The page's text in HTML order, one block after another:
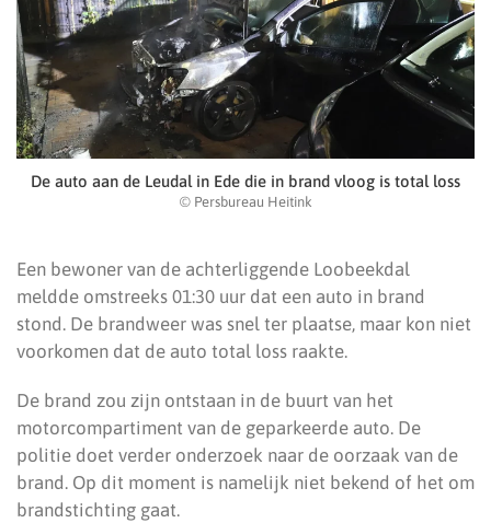
De auto aan de Leudal in Ede die in brand vloog is total loss
© Persbureau Heitink
Een bewoner van de achterliggende Loobeekdal
meldde omstreeks 01:30 uur dat een auto in brand
stond. De brandweer was snel ter plaatse, maar kon niet
voorkomen dat de auto total loss raakte.
De brand zou zijn ontstaan in de buurt van het
motorcompartiment van de geparkeerde auto. De
politie doet verder onderzoek naar de oorzaak van de
brand. Op dit moment is namelijk niet bekend of het om
brandstichting gaat.